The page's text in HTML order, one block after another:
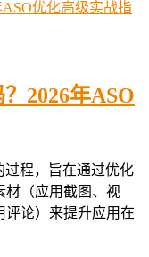
2026年ASO
过程，旨在通过优化
材（应用截图、视
评论）来提升应用在